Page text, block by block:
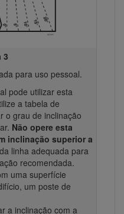
3
para uso pessoal.
pode utilizar esta
a tabela de
o grau de inclinação
Não opere esta
inclinação superior a
linha adequada para
recomendada.
uma superfície
um poste de
a inclinação com a